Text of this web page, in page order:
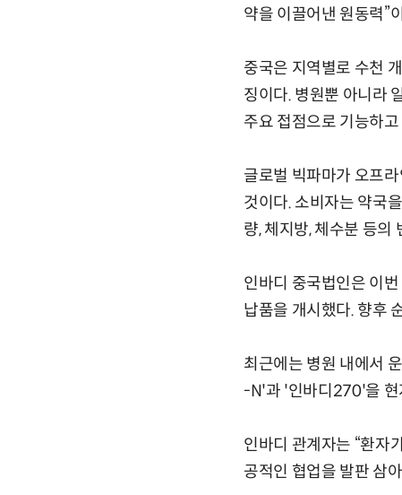
약을 이끌어낸 원동력”
중국은 지역별로 수천
징이다. 병원뿐 아니라
주요 접점으로 기능하고
글로벌 빅파마가 오프
것이다. 소비자는 약국
량, 체지방, 체수분 등의
인바디 중국법인은 이
납품을 개시했다. 향후
최근에는 병원 내에서
-N'과 '인바디270'을 현
인바디 관계자는 “환자
공적인 협업을 발판 삼